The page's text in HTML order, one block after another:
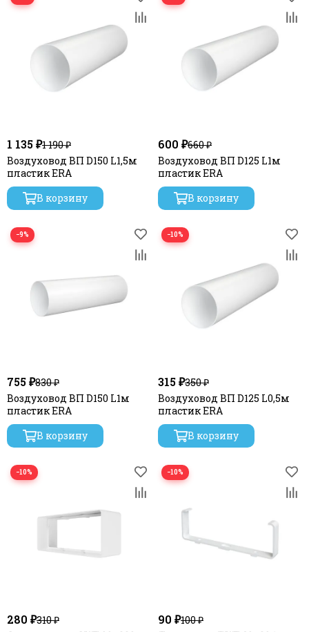
1 135 ₽1 190 ₽
Воздуховод ВП D150 L1,5м
пластик ERA
В корзину
600 ₽660 ₽
Воздуховод ВП D125 L1м
пластик ERA
В корзину
−9%
755 ₽830 ₽
Воздуховод ВП D150 L1м
пластик ERA
В корзину
−10%
315 ₽350 ₽
Воздуховод ВП D125 L0,5м
пластик ERA
В корзину
−10%
280 ₽310 ₽
−10%
90 ₽100 ₽